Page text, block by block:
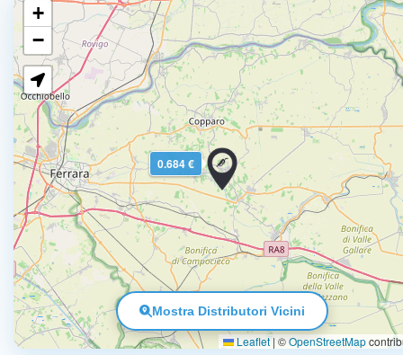
0.684 €
+
−
Leaflet | ©OpenStreetMap
Mostra Distributori Vicini